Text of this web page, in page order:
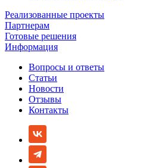
Реализованные проекты
Партнерам
Готовые решения
Информация
Вопросы и ответы
Статьи
Новости
Отзывы
Контакты